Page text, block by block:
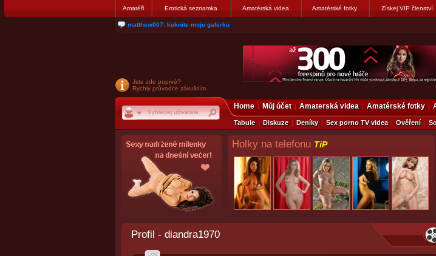
Amatéři Erotická seznamka Amatérská videa Amatérské fotky Získej VIP členství
matthew007: kuknite moju galerku
Jste zde poprvé?
Rychlý průvodce zákulisím
Home Můj účet Amaterská videa Amatérské fotky
Tabule Diskuze Deníky Sex porno TV videa Ověření
Holky na telefonu TiP
Profil - diandra1970